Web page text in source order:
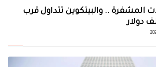
المشفرة .. والبيتكوين تتداول قرب